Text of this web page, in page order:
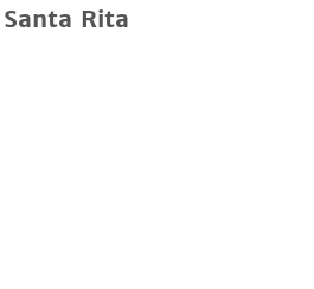
Rita